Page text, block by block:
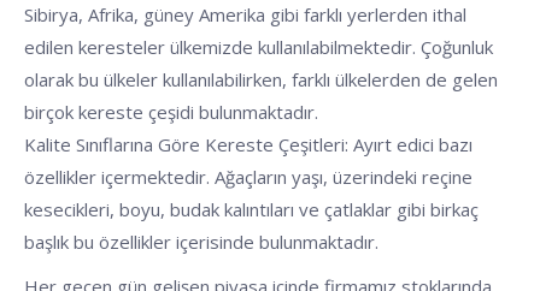
Sibirya, Afrika, güney Amerika gibi farklı yerlerden ithal
edilen keresteler ülkemizde kullanılabilmektedir. Çoğunluk
olarak bu ülkeler kullanılabilirken, farklı ülkelerden de gelen
birçok kereste çeşidi bulunmaktadır.
Kalite Sınıflarına Göre Kereste Çeşitleri: Ayırt edici bazı
özellikler içermektedir. Ağaçların yaşı, üzerindeki reçine
kesecikleri, boyu, budak kalıntıları ve çatlaklar gibi birkaç
başlık bu özellikler içerisinde bulunmaktadır.
Her geçen gün gelişen piyasa içinde firmamız stoklarında